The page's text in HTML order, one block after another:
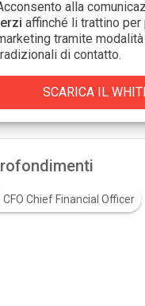
alla
affinché li trattino
tramite
di contatto.
CFO Chief Financial Officer